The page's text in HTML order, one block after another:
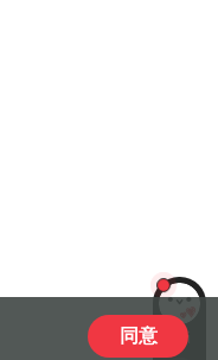
LiLi
同意